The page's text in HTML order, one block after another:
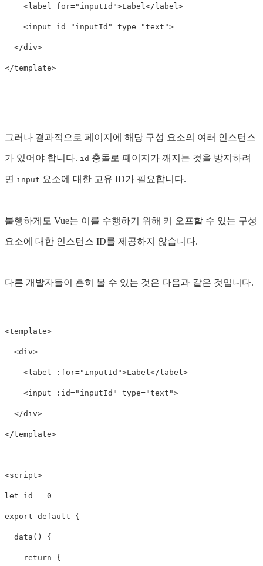
<label for="inputId">Label</label>
<input id="inputId" type="text">
</div>
</template>
그러나 결과적으로 페이지에 해당 구성 요소의 여러 인스턴스
가 있어야 합니다. id 충돌로 페이지가 깨지는 것을 방지하려
면 input 요소에 대한 고유 ID가 필요합니다.
불행하게도 Vue는 이를 수행하기 위해 키 오프할 수 있는 구성
요소에 대한 인스턴스 ID를 제공하지 않습니다.
다른 개발자들이 흔히 볼 수 있는 것은 다음과 같은 것입니다.
<template>
<div>
<label :for="inputId">Label</label>
<input :id="inputId" type="text">
</div>
</template>
<script>
let id = 0
export default {
data () {
return {